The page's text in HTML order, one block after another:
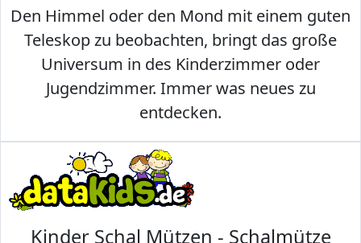
Den Himmel oder den Mond mit einem guten
Teleskop zu beobachten, bringt das große
Universum in des Kinderzimmer oder
Jugendzimmer. Immer was neues zu
entdecken.
Kinder Schal Mützen - Schalmütze